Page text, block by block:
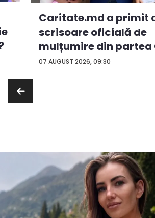
07 AUGUST 2026, 09:30
Caritate.md a primit
scrisoare oficială de
mulțumire din partea